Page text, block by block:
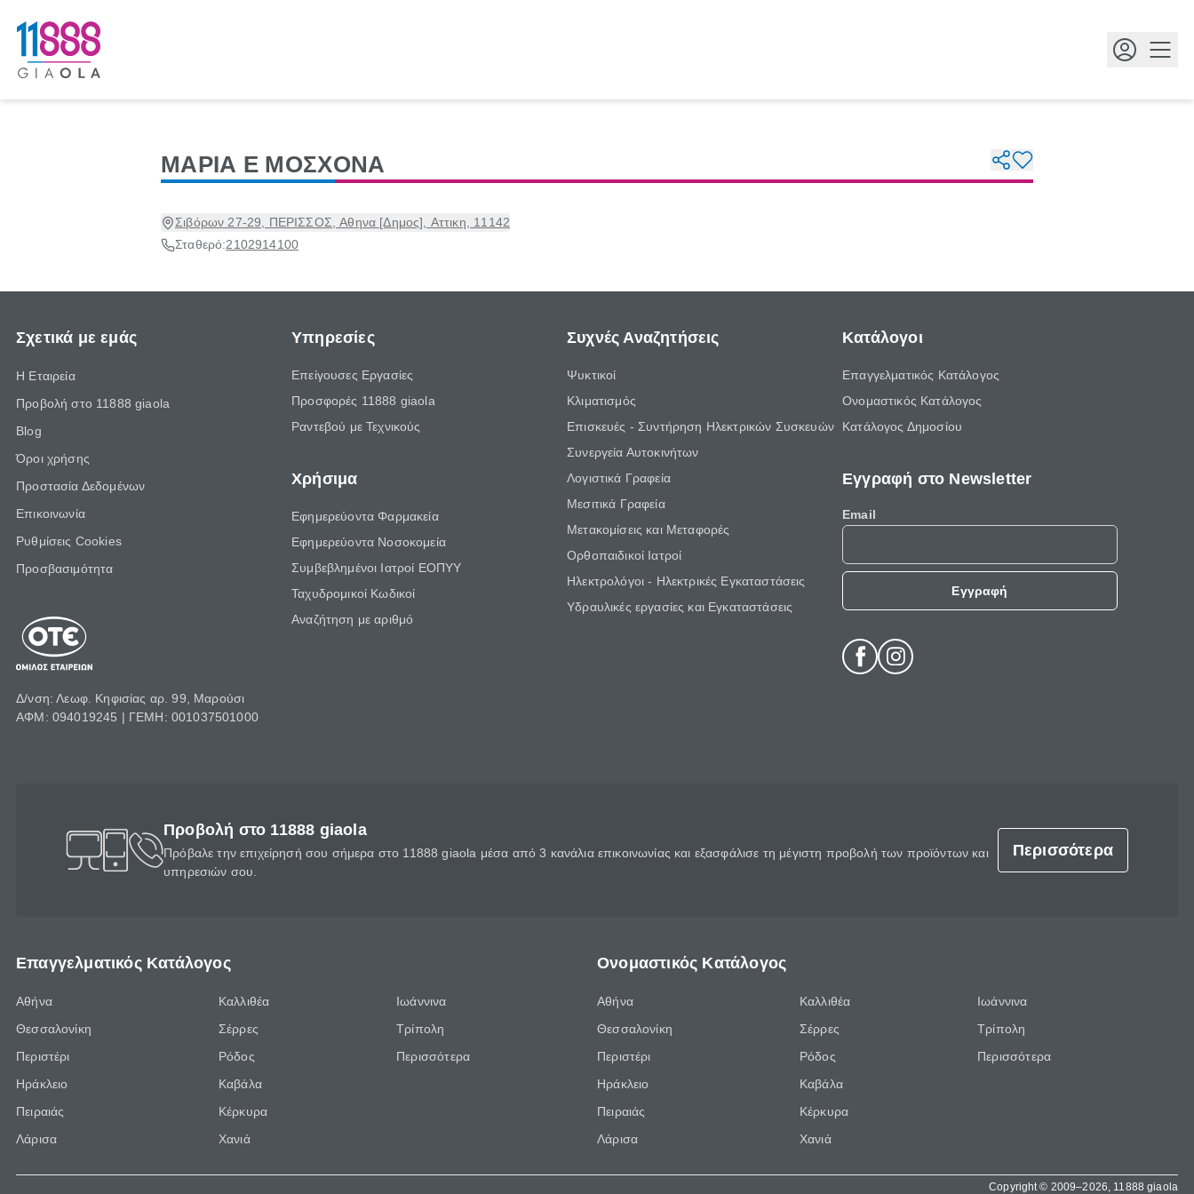
ΜΑΡΙΑ Ε ΜΟΣΧΟΝΑ
Σιβόρων 27-29, ΠΕΡΙΣΣΟΣ, Αθηνα [Δημος], Αττικη, 11142
Σταθερό:2102914100
Σχετικά με εμάς
Η Εταιρεία
Προβολή στο 11888 giaola
Blog
Όροι χρήσης
Προστασία Δεδομένων
Επικοινωνία
Ρυθμίσεις Cookies
Προσβασιμότητα
Δ/νση: Λεωφ. Κηφισίας αρ. 99, Μαρούσι
ΑΦΜ: 094019245 | ΓΕΜΗ: 001037501000
Υπηρεσίες
Επείγουσες Εργασίες
Προσφορές 11888 giaola
Ραντεβού με Τεχνικούς
Χρήσιμα
Εφημερεύοντα Φαρμακεία
Εφημερεύοντα Νοσοκομεία
Συμβεβλημένοι Ιατροί ΕΟΠΥΥ
Ταχυδρομικοί Κωδικοί
Αναζήτηση με αριθμό
Συχνές Αναζητήσεις
Ψυκτικοί
Κλιματισμός
Επισκευές - Συντήρηση Ηλεκτρικών Συσκευών
Συνεργεία Αυτοκινήτων
Λογιστικά Γραφεία
Μεσιτικά Γραφεία
Μετακομίσεις και Μεταφορές
Ορθοπαιδικοί Ιατροί
Ηλεκτρολόγοι - Ηλεκτρικές Εγκαταστάσεις
Υδραυλικές εργασίες και Εγκαταστάσεις
Κατάλογοι
Επαγγελματικός Κατάλογος
Ονομαστικός Κατάλογος
Κατάλογος Δημοσίου
Εγγραφή στο Newsletter
Email
Εγγραφή
Προβολή στο 11888 giaola
Πρόβαλε την επιχείρησή σου σήμερα στο 11888 giaola μέσα από 3 κανάλια επικοινωνίας και εξασφάλισε τη μέγιστη προβολή των προϊόντων και
υπηρεσιών σου.
Περισσότερα
Επαγγελματικός Κατάλογος
Αθήνα
Θεσσαλονίκη
Περιστέρι
Ηράκλειο
Πειραιάς
Λάρισα
Καλλιθέα
Σέρρες
Ρόδος
Καβάλα
Κέρκυρα
Χανιά
Ιωάννινα
Τρίπολη
Περισσότερα
Ονομαστικός Κατάλογος
Αθήνα
Θεσσαλονίκη
Περιστέρι
Ηράκλειο
Πειραιάς
Λάρισα
Καλλιθέα
Σέρρες
Ρόδος
Καβάλα
Κέρκυρα
Χανιά
Ιωάννινα
Τρίπολη
Περισσότερα
Copyright © 2009–2026, 11888 giaola